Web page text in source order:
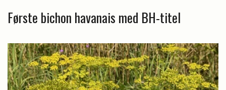
Første bichon havanais med BH-titel